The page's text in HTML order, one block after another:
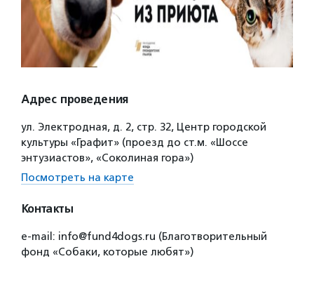
Адрес проведения
ул. Электродная, д. 2, стр. 32, Центр городской
культуры «Графит» (проезд до ст.м. «Шоссе
энтузиастов», «Соколиная гора»)
Посмотреть на карте
Контакты
e-mail: info@fund4dogs.ru (Благотворительный
фонд «Собаки, которые любят»)